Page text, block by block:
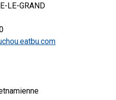
LE-GRAND